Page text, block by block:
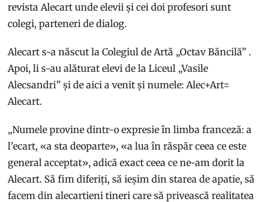
revista Alecart unde elevii și cei doi profesori sunt
colegi, parteneri de dialog.
Alecart s-a născut la Colegiul de Artă „Octav Băncilă” .
Apoi, li s-au alăturat elevi de la Liceul „Vasile
Alecsandri” și de aici a venit și numele: Alec+Art=
Alecart.
„Numele provine dintr-o expresie în limba franceză: a
l’ecart, «a sta deoparte», «a lua în răspăr ceea ce este
general acceptat», adică exact ceea ce ne-am dorit la
Alecart. Să fim diferiți, să ieșim din starea de apatie, să
facem din alecartieni tineri care să privească realitatea